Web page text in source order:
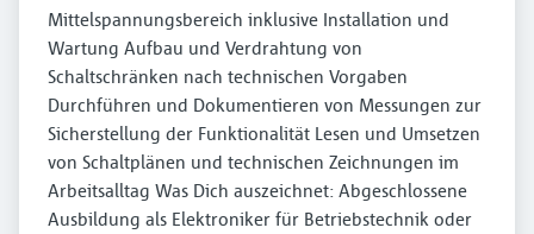
Mittelspannungsbereich inklusive Installation und
Wartung Aufbau und Verdrahtung von
Schaltschränken nach technischen Vorgaben
Durchführen und Dokumentieren von Messungen zur
Sicherstellung der Funktionalität Lesen und Umsetzen
von Schaltplänen und technischen Zeichnungen im
Arbeitsalltag Was Dich auszeichnet: Abgeschlossene
Ausbildung als Elektroniker für Betriebstechnik oder